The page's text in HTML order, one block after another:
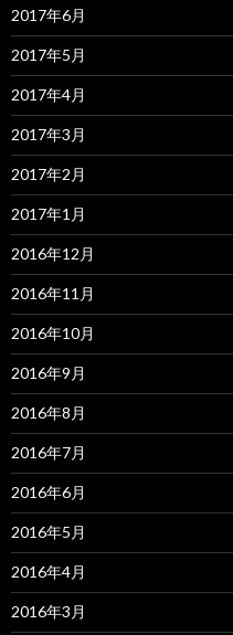
2017年6月
2017年5月
2017年4月
2017年3月
2017年2月
2017年1月
2016年12月
2016年11月
2016年10月
2016年9月
2016年8月
2016年7月
2016年6月
2016年5月
2016年4月
2016年3月